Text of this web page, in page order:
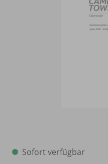
Sofort verfügbar